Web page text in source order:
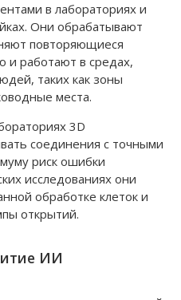
в лабораториях и
Они обрабатывают
повторяющиеся
и работают в средах,
таких как зоны
места.
3D
соединения с точными
риск ошибки
исследованиях они
обработке клеток и
открытий.
ИИ